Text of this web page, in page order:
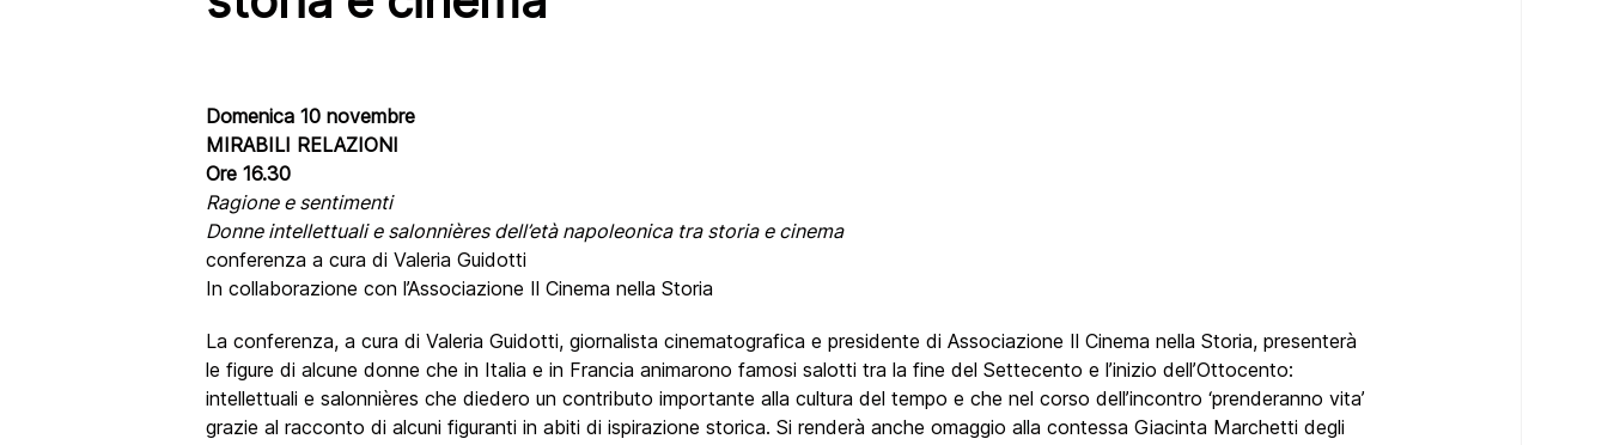
Domenica 10 novembre
MIRABILI RELAZIONI
Ore 16.30
Ragione e sentimenti
Donne intellettuali e salonnières dell’età napoleonica tra storia e cinema
conferenza a cura di Valeria Guidotti
In collaborazione con l’Associazione Il Cinema nella Storia
La conferenza, a cura di Valeria Guidotti, giornalista cinematografica e presidente di Associazione Il Cinema nella Storia, presenterà
le figure di alcune donne che in Italia e in Francia animarono famosi salotti tra la fine del Settecento e l’inizio dell’Ottocento:
intellettuali e salonnières che diedero un contributo importante alla cultura del tempo e che nel corso dell’incontro ‘prenderanno vita’
grazie al racconto di alcuni figuranti in abiti di ispirazione storica. Si renderà anche omaggio alla contessa Giacinta Marchetti degli